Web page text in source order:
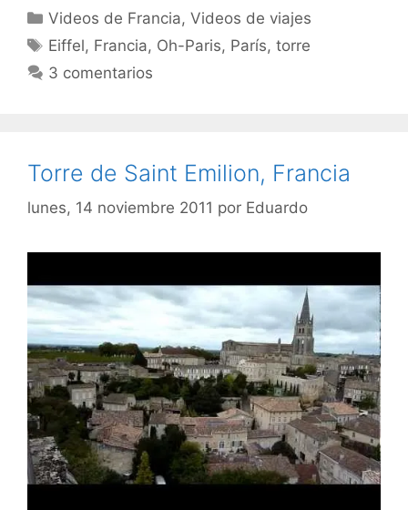
Categorías
Videos de Francia,Videos de viajes
Etiquetas
Eiffel, Francia, Oh-Paris, París,torre
3 comentarios
Torre de Saint Emilion, Francia
lunes, 14 noviembre 2011 por Eduardo